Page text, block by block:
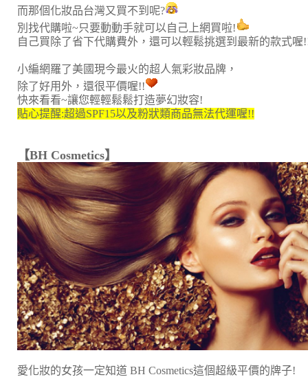
而那個化妝品台灣又買不到呢?
別找代購啦~只要動動手就可以自己上網買啦!
自己買除了省下代購費外，還可以輕鬆挑選到最新的款式喔
小編網羅了美國現今最火的超人氣彩妝品牌，
除了好用外，還很平價喔!!
快來看看~讓您輕輕鬆鬆打造夢幻妝容!
貼心提醒:超過SPF15以及粉狀類商品無法代運喔!!
【BH Cosmetics】
愛化妝的女孩一定知道 BH Cosmetics這個超級平價的牌子!